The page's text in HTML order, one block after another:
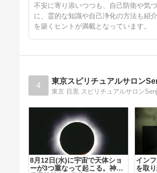
不安に寄り添いつつも、自己防衛や気
に、霊的な知識や自己浄化の方法も紹
を築くヒントが満載となっています。
4 東京スピリチュアルサロン
東京 目黒 スピリチュアルサロン
8月12日(水)に宇宙で天体ショ
ーが3つ重なって起こる。神は
イン
を取